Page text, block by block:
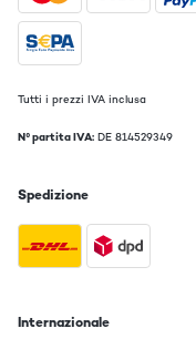
Tutti i prezzi IVA inclusa
N° partita IVA: DE 814529349
Spedizione
Internazionale